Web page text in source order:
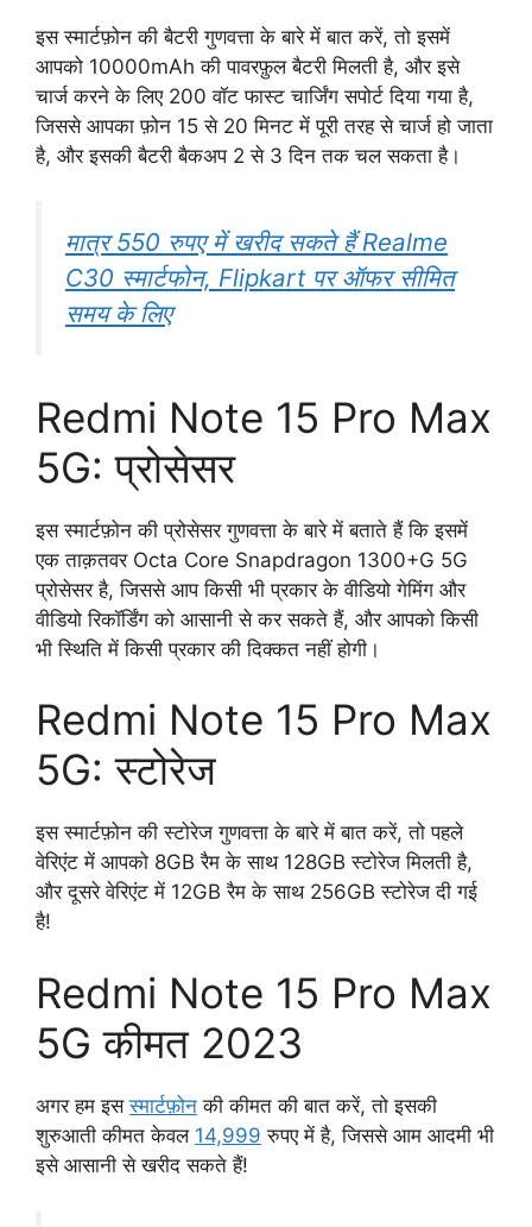
इस स्मार्टफ़ोन की बैटरी गुणवत्ता के बारे में बात करें, तो इसमें
आपको 10000mAh की पावरफ़ुल बैटरी मिलती है, और इसे
चार्ज करने के लिए 200 वॉट फास्ट चार्जिंग सपोर्ट दिया गया है,
जिससे आपका फ़ोन 15 से 20 मिनट में पूरी तरह से चार्ज हो जाता
है, और इसकी बैटरी बैकअप 2 से 3 दिन तक चल सकता है।
मात्र 550 रुपए में खरीद सकते हैं Realme
C30 स्मार्टफोन, Flipkart पर ऑफर सीमित
समय के लिए
Redmi Note 15 Pro Max
5G: प्रोसेसर
इस स्मार्टफ़ोन की प्रोसेसर गुणवत्ता के बारे में बताते हैं कि इसमें
एक ताक़तवर Octa Core Snapdragon 1300+G‌ 5G
प्रोसेसर है, जिससे आप किसी भी प्रकार के वीडियो गेमिंग और
वीडियो रिकॉर्डिंग को आसानी से कर सकते हैं, और आपको किसी
भी स्थिति में किसी प्रकार की दिक्कत नहीं होगी।
Redmi Note 15 Pro Max
5G: स्टोरेज
इस स्मार्टफ़ोन की स्टोरेज गुणवत्ता के बारे में बात करें, तो पहले
वेरिएंट में आपको 8GB रैम के साथ 128GB स्टोरेज मिलती है,
और दूसरे वेरिएंट में 12GB रैम के साथ 256GB स्टोरेज दी गई
है!
Redmi Note 15 Pro Max
5G कीमत 2023
अगर हम इसस्मार्टफ़ोन की कीमत की बात करें, तो इसकी
शुरुआती कीमत केवल 14,999 रुपए में है, जिससे आम आदमी भी
इसे आसानी से खरीद सकते हैं!